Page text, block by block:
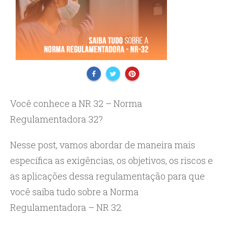
Você conhece a NR 32 – Norma
Regulamentadora 32?
Nesse post, vamos abordar de maneira mais
específica as exigências, os objetivos, os riscos e
as aplicações dessa regulamentação para que
você saiba tudo sobre a Norma
Regulamentadora – NR 32.